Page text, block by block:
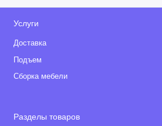
Услуги
Доставка
Подъем
Сборка мебели
Разделы товаров